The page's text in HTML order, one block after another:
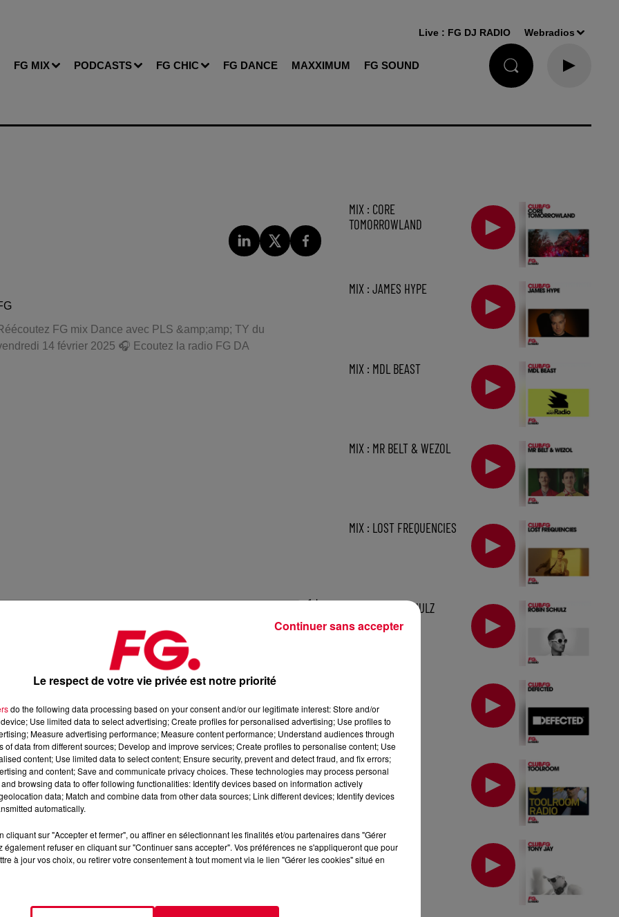
FG MIX PODCASTS FG CHIC FG DANCE MAXXIMUM FG SOUND
Live : FG DJ RADIO Webradios
FG mix Dance avec PLS &amp;amp; TY du
14 février 2025 🎧 Ecoutez la radio FG DA
1 h
2025
, 📱 et sur l’Application FG (IOShttps://urlz.fr/hhZxGoogle
rave et tech-house
MIX : CORE
TOMORROWLAND
MIX : JAMES HYPE
MIX : MDL BEAST
MIX : MR BELT & WEZOL
MIX : LOST FREQUENCIES
MIX : ROBIN SCHULZ
MIX : TOOLROOM
MIX : TONY JAY
Le respect de votre vie privée est notre priorité
do the following data processing based on your consent and/or our legitimate interest: Store and/or
Use limited data to select advertising; Create profiles for personalised advertising; Use profiles to
Measure advertising performance; Measure content performance; Understand audiences through
of data from different sources; Develop and improve services; Create profiles to personalise content; Use
content; Use limited data to select content; Ensure security, prevent and detect fraud, and fix errors;
and content; Save and communicate privacy choices. These technologies may process personal
browsing data to offer following functionalities: Identify devices based on information actively
data; Match and combine data from other data sources; Link different devices; Identify devices
automatically.
cliquant sur "Accepter et fermer", ou affiner en sélectionnant les finalités et/ou partenaires dans "Gérer
également refuser en cliquant sur "Continuer sans accepter". Vos préférences ne s'appliqueront que pour
à jour vos choix, ou retirer votre consentement à tout moment via le lien "Gérer les cookies" situé en
Continuer sans accepter